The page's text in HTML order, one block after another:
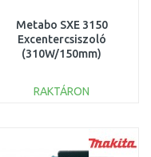
Metabo SXE 3150
Excentercsiszoló
(310W/150mm)
RAKTÁRON
Összehasonlítás